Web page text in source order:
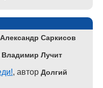
Александр Саркисов
Владимир Лучит
, автор Долгий